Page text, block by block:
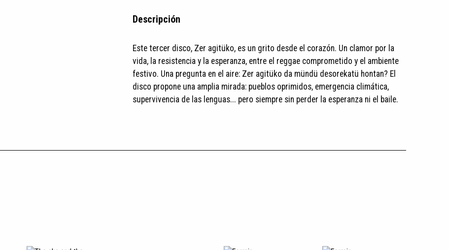
Descripción
Este tercer disco, Zer agitüko, es un grito desde el corazón. Un clamor por la
vida, la resistencia y la esperanza, entre el reggae comprometido y el ambiente
festivo. Una pregunta en el aire: Zer agitüko da mündü desorekatü hontan? El
disco propone una amplia mirada: pueblos oprimidos, emergencia climática,
supervivencia de las lenguas... pero siempre sin perder la esperanza ni el baile.